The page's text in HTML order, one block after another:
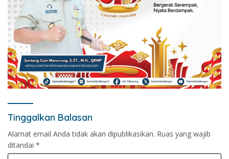
Tinggalkan Balasan
Alamat email Anda tidak akan dipublikasikan. Ruas yang wajib
ditandai *